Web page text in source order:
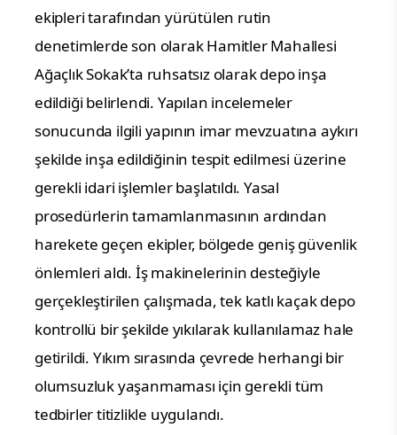
ekipleri tarafından yürütülen rutin
denetimlerde son olarak Hamitler Mahallesi
Ağaçlık Sokak’ta ruhsatsız olarak depo inşa
edildiği belirlendi. Yapılan incelemeler
sonucunda ilgili yapının imar mevzuatına aykırı
şekilde inşa edildiğinin tespit edilmesi üzerine
gerekli idari işlemler başlatıldı. Yasal
prosedürlerin tamamlanmasının ardından
harekete geçen ekipler, bölgede geniş güvenlik
önlemleri aldı. İş makinelerinin desteğiyle
gerçekleştirilen çalışmada, tek katlı kaçak depo
kontrollü bir şekilde yıkılarak kullanılamaz hale
getirildi. Yıkım sırasında çevrede herhangi bir
olumsuzluk yaşanmaması için gerekli tüm
tedbirler titizlikle uygulandı.